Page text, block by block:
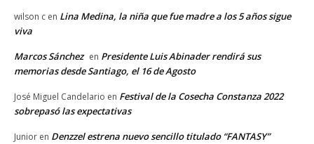
wilson c en Lina Medina, la niña que fue madre a los 5 años sigue
viva
Marcos Sánchez en Presidente Luis Abinader rendirá sus
memorias desde Santiago, el 16 de Agosto
José Miguel Candelario en Festival de la Cosecha Constanza 2022
sobrepasó las expectativas
Junior en Denzzel estrena nuevo sencillo titulado “FANTASY”